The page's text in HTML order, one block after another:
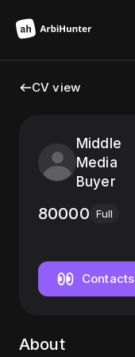
CV view
Middle
Media
Buyer
80000 Full
Contacts
About